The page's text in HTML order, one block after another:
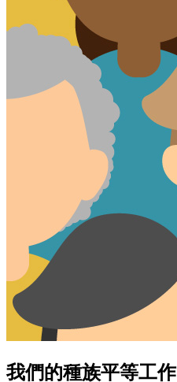
我們的種族平等工作